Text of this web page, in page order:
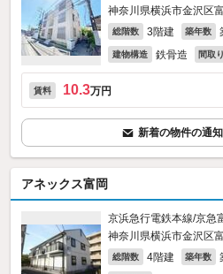
神奈川県横浜市金沢区
総階数 3階建 築年数
建物構造 鉄骨造 間取り
賃料 10.3万円
新着の物件の通
アネックス富岡
京浜急行電鉄本線/京急
神奈川県横浜市金沢区
総階数 4階建 築年数